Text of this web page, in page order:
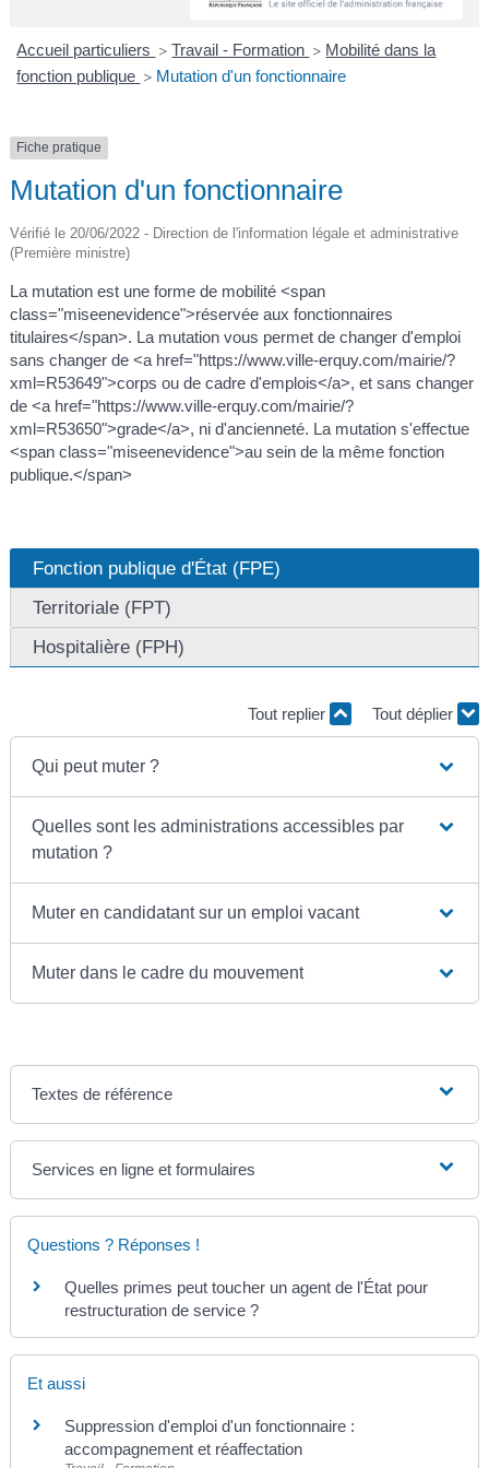
E
Accueil particuliers > Travail - Formation > Mobilité dans la
fonction publique > Mutation d'un fonctionnaire
Fiche pratique
Mutation d'un fonctionnaire
Vérifié le 20/06/2022 - Direction de l'information légale et administrative
(Première ministre)
La mutation est une forme de mobilité <span
class="miseenevidence">réservée aux fonctionnaires
titulaires</span>. La mutation vous permet de changer d'emploi
sans changer de <a href="https://www.ville-erquy.com/mairie/?
xml=R53649">corps ou de cadre d'emplois</a>, et sans changer
de <a href="https://www.ville-erquy.com/mairie/?
xml=R53650">grade</a>, ni d'ancienneté. La mutation s'effectue
<span class="miseenevidence">au sein de la même fonction
publique.</span>
Fonction publique d'État (FPE)
Territoriale (FPT)
Hospitalière (FPH)
Tout replier Tout déplier
Qui peut muter ?
Quelles sont les administrations accessibles par
mutation ?
Muter en candidatant sur un emploi vacant
Muter dans le cadre du mouvement
Textes de référence
Services en ligne et formulaires
Questions ? Réponses !
Quelles primes peut toucher un agent de l'État pour
restructuration de service ?
Et aussi
Suppression d'emploi d'un fonctionnaire :
accompagnement et réaffectation